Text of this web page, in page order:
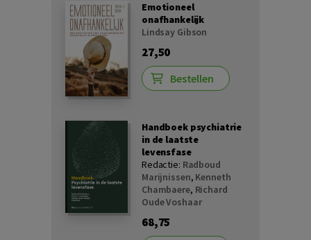
Emotioneel
onafhankelijk
Lindsay Gibson
27,50
Bestellen
Handboek psychiatrie
in de laatste
levensfase
Redactie: Radboud
Marijnissen, Kenneth
Chambaere, Richard
Oude Voshaar
68,75